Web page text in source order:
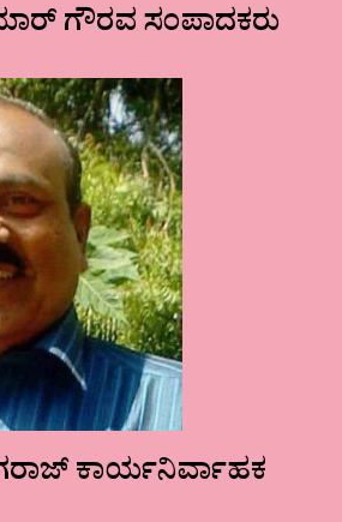
ಗೌರವ ಸಂಪಾದಕರು
ಕಾರ್ಯನಿರ್ವಾಹಕ